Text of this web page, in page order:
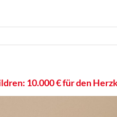
10.000 € für den